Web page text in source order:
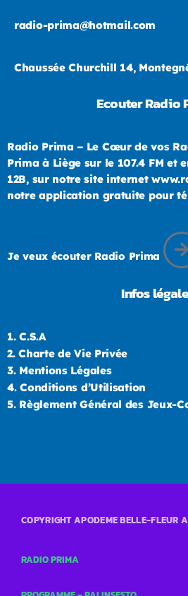
radio-prima@hotmail.com
Chaussée Churchill 14,
Ecouter Radio
Radio Prima – Le Cœur de vos
Prima à Liège sur le 107.4 FM et
12B, sur notre site internet
notre application gratuite pour
Je veux écouter Radio Prima
Infos
1. C.S.A
2. Charte de Vie Privée
3. Mentions Légales
4. Conditions d’Utilisation
5. Règlement Général des Jeux-
COPYRIGHT APODEME BELLE-FLEUR
RADIO PRIMA